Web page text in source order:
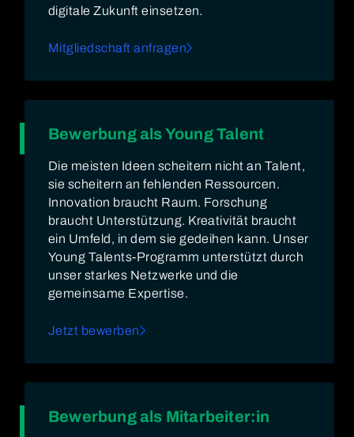
digitale Zukunft einsetzen.
Mitgliedschaft anfragen
Bewerbung als Young Talent
Die meisten Ideen scheitern nicht an Talent,
sie scheitern an fehlenden Ressourcen.
Innovation braucht Raum. Forschung
braucht Unterstützung. Kreativität braucht
ein Umfeld, in dem sie gedeihen kann. Unser
Young Talents-Programm unterstützt durch
unser starkes Netzwerke und die
gemeinsame Expertise.
Jetzt bewerben
Bewerbung als Mitarbeiter:in